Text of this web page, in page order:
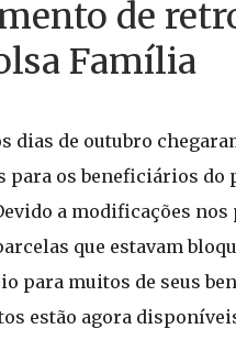
de
Família
dias de outubro
para os beneficiários do
a modificações nos
que estavam
para muitos de seus
estão agora